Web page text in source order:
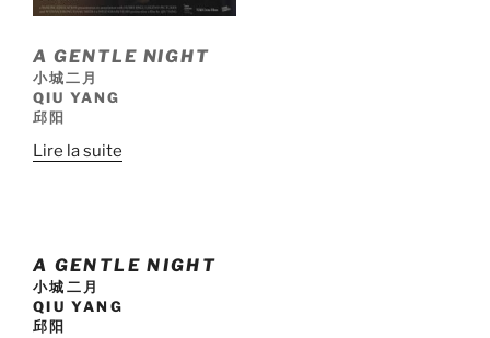
A GENTLE NIGHT
小城二月
QIU YANG
邱阳
Lire la suite
A GENTLE NIGHT
小城二月
QIU YANG
邱阳